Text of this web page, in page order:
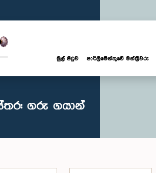
මුල් පිටුව පාර්ලි‌මේන්තුවේ මන්ත්‍රීවරු
ගරු ගයාන්